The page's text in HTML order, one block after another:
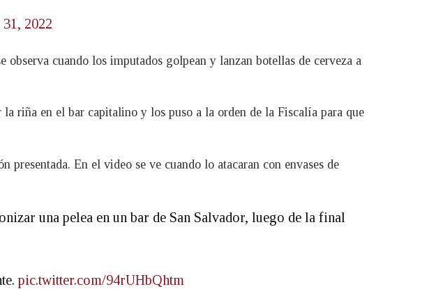
2022
cuando los imputados golpean y lanzan botellas de cerveza a
riña en el bar capitalino y los puso a la orden de la Fiscalía para que
presentada. En el video se ve cuando lo atacaran con envases de
una pelea en un bar de San Salvador, luego de la final
pic.twitter.com/94rUHbQhtm